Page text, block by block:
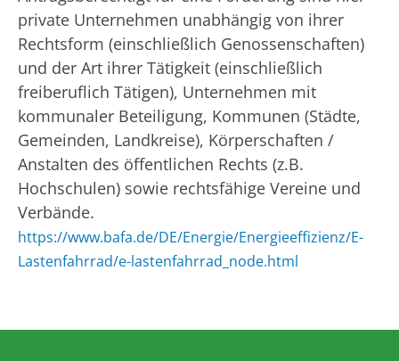
private Unternehmen unabhängig von ihrer
Rechtsform (einschließlich Genossenschaften)
und der Art ihrer Tätigkeit (einschließlich
freiberuflich Tätigen), Unternehmen mit
kommunaler Beteiligung, Kommunen (Städte,
Gemeinden, Landkreise), Körperschaften /
Anstalten des öffentlichen Rechts (z.B.
Hochschulen) sowie rechtsfähige Vereine und
Verbände.
https://www.bafa.de/DE/Energie/Energieeffizienz/E-
Lastenfahrrad/e-lastenfahrrad_node.html